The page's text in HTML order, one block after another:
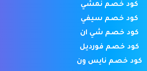
كود خصم نمشي
كود خصم سيفي
كود خصم شي ان
كود خصم فورديل
كود خصم نايس ون